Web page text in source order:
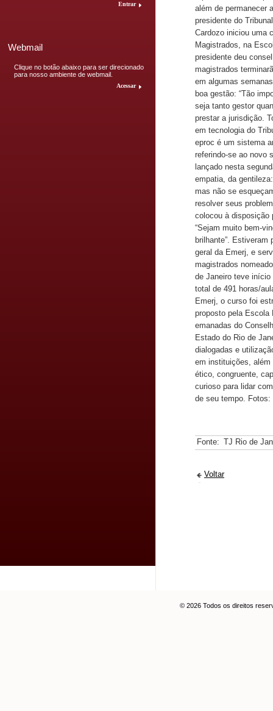
Entrar
Webmail
Clique no botão abaixo para ser direcionado
para nosso ambiente de webmail.
Acessar
além de permanecer
presidente do
Cardozo iniciou uma
Magistrados, na
presidente deu
magistrados
em algumas
boa gestão: “Tão
seja tanto gestor
prestar a jurisdição.
em tecnologia do
eproc é um sistema
referindo-se ao novo
lançado nesta
empatia, da
mas não se
resolver seus
colocou à disposição
“Sejam muito bem-
brilhante”. Estiveram
geral da Emerj, e
magistrados
de Janeiro teve início
total de 491 horas/
Emerj, o curso foi
proposto pela Escola
emanadas do
Estado do Rio de
dialogadas e
em instituições, além
ético, congruente,
curioso para lidar
de seu tempo. Fotos:
Fonte: TJ Rio de
Voltar
© 2026 Todos os direitos